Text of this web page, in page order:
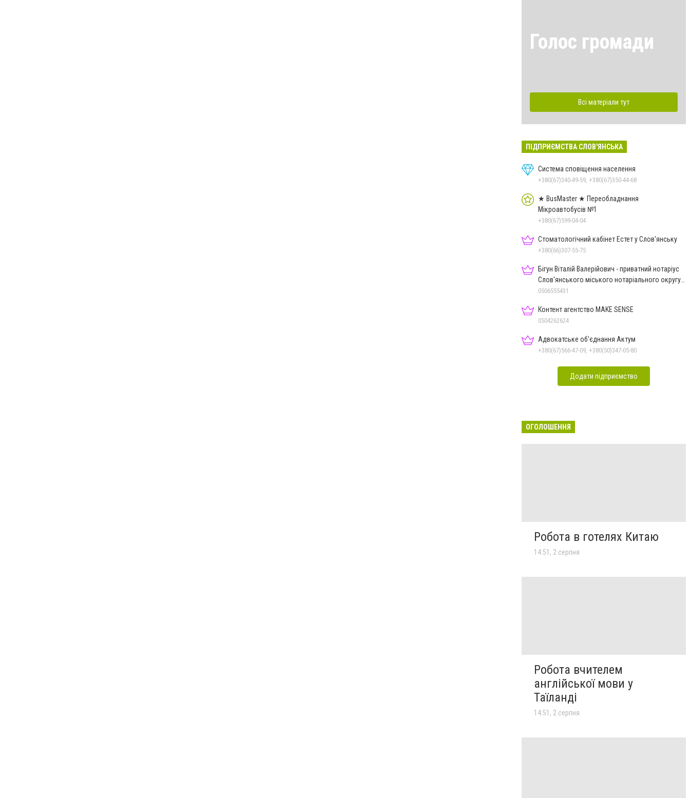
Голос громади
Всі матеріали тут
ПІДПРИЄМСТВА СЛОВ'ЯНСЬКА
Система сповіщення населення
+380(67)340-49-59, +380(67)350-44-68
★ BusMaster ★ Переобладнання
Мікроавтобусів №1
+380(67)599-04-04
Стоматологічний кабінет Естет у Слов'янську
+380(66)307-55-75
Бігун Віталій Валерійович - приватний нотаріус
Слов'янського міського нотаріального округу
Дон.обл.
0506555431
Контент агентство MAKE SENSE
0504262624
Адвокатське об'єднання Актум
+380(67)566-47-09, +380(50)347-05-80
Додати підприємство
ОГОЛОШЕННЯ
Робота в готелях Китаю
14:51, 2 серпня
Робота вчителем
англійської мови у
Таїланді
14:51, 2 серпня